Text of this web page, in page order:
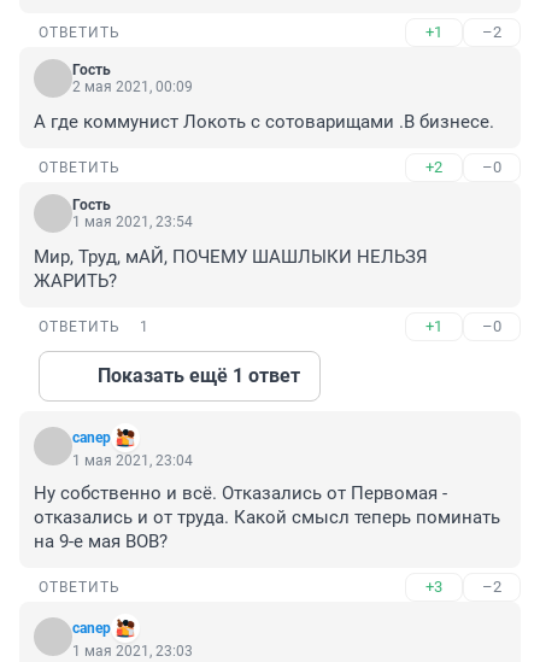
ОТВЕТИТЬ +1 –2
Гость
2 мая 2021, 00:09
А где коммунист Локоть с сотоварищами .В бизнесе.
ОТВЕТИТЬ +2 –0
Гость
1 мая 2021, 23:54
Мир, Труд, мАЙ, ПОЧЕМУ ШАШЛЫКИ НЕЛЬЗЯ
ЖАРИТЬ?
ОТВЕТИТЬ 1 +1 –0
Показать ещё 1 ответ
canep
1 мая 2021, 23:04
Ну собственно и всё. Отказались от Первомая -
отказались и от труда. Какой смысл теперь поминать
на 9-е мая ВОВ?
ОТВЕТИТЬ +3 –2
canep
1 мая 2021, 23:03